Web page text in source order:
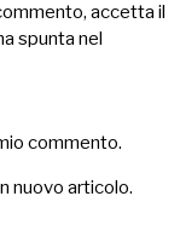
accetta il
spunta nel
commento.
nuovo articolo.